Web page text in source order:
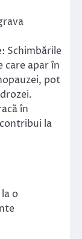
: Schimbările
care apar în
pot
în
la
o